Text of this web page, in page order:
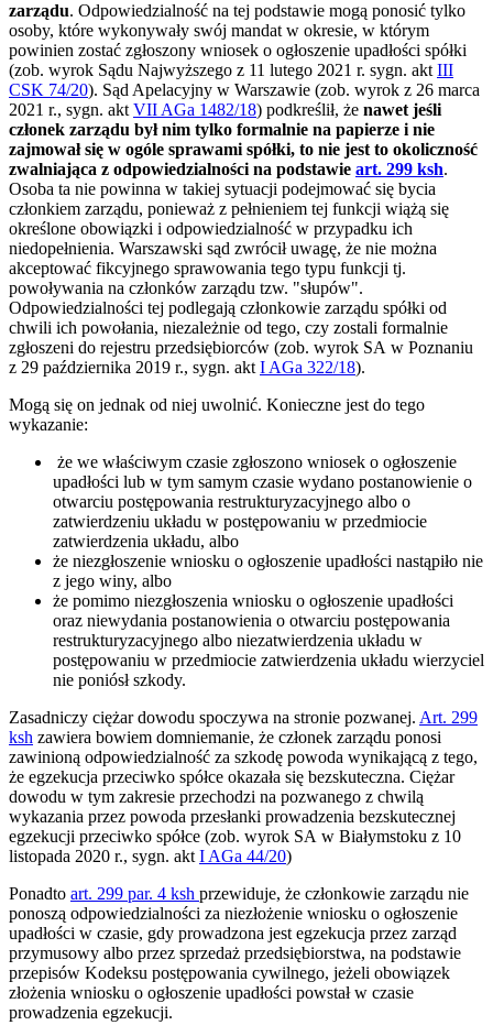
zarządu. Odpowiedzialność na tej podstawie mogą ponosić tylko
osoby, które wykonywały swój mandat w okresie, w którym
powinien zostać zgłoszony wniosek o ogłoszenie upadłości spółki
(zob. wyrok Sądu Najwyższego z 11 lutego 2021 r. sygn. akt III
CSK 74/20). Sąd Apelacyjny w Warszawie (zob. wyrok z 26 marca
2021 r., sygn. akt VII AGa 1482/18) podkreślił, że nawet jeśli
członek zarządu był nim tylko formalnie na papierze i nie
zajmował się w ogóle sprawami spółki, to nie jest to okoliczność
zwalniająca z odpowiedzialności na podstawie art. 299 ksh.
Osoba ta nie powinna w takiej sytuacji podejmować się bycia
członkiem zarządu, ponieważ z pełnieniem tej funkcji wiążą się
określone obowiązki i odpowiedzialność w przypadku ich
niedopełnienia. Warszawski sąd zwrócił uwagę, że nie można
akceptować fikcyjnego sprawowania tego typu funkcji tj.
powoływania na członków zarządu tzw. "słupów".
Odpowiedzialności tej podlegają członkowie zarządu spółki od
chwili ich powołania, niezależnie od tego, czy zostali formalnie
zgłoszeni do rejestru przedsiębiorców (zob. wyrok SA w Poznaniu
z 29 października 2019 r., sygn. akt I AGa 322/18).
Mogą się on jednak od niej uwolnić. Konieczne jest do tego
wykazanie:
że we właściwym czasie zgłoszono wniosek o ogłoszenie
upadłości lub w tym samym czasie wydano postanowienie o
otwarciu postępowania restrukturyzacyjnego albo o
zatwierdzeniu układu w postępowaniu w przedmiocie
zatwierdzenia układu, albo
że niezgłoszenie wniosku o ogłoszenie upadłości nastąpiło nie
z jego winy, albo
że pomimo niezgłoszenia wniosku o ogłoszenie upadłości
oraz niewydania postanowienia o otwarciu postępowania
restrukturyzacyjnego albo niezatwierdzenia układu w
postępowaniu w przedmiocie zatwierdzenia układu wierzyciel
nie poniósł szkody.
Zasadniczy ciężar dowodu spoczywa na stronie pozwanej. Art. 299
ksh zawiera bowiem domniemanie, że członek zarządu ponosi
zawinioną odpowiedzialność za szkodę powoda wynikającą z tego,
że egzekucja przeciwko spółce okazała się bezskuteczna. Ciężar
dowodu w tym zakresie przechodzi na pozwanego z chwilą
wykazania przez powoda przesłanki prowadzenia bezskutecznej
egzekucji przeciwko spółce (zob. wyrok SA w Białymstoku z 10
listopada 2020 r., sygn. akt I AGa 44/20)
Ponadto art. 299 par. 4 ksh przewiduje, że członkowie zarządu nie
ponoszą odpowiedzialności za niezłożenie wniosku o ogłoszenie
upadłości w czasie, gdy prowadzona jest egzekucja przez zarząd
przymusowy albo przez sprzedaż przedsiębiorstwa, na podstawie
przepisów Kodeksu postępowania cywilnego, jeżeli obowiązek
złożenia wniosku o ogłoszenie upadłości powstał w czasie
prowadzenia egzekucji.